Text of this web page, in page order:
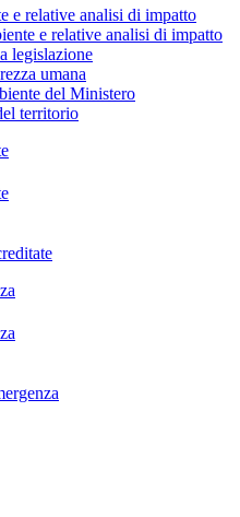
e relative analisi di impatto
e relative analisi di impatto
legislazione
umana
del Ministero
territorio